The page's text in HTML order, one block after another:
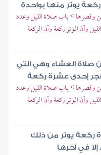
يوتر منها بواحدة
وقصرها > باب صلاة الليل وعدد
وأن الوتر ركعة وأن الركعة
صلاة العشاء وهي التي
إحدى عشرة ركعة
وقصرها > باب صلاة الليل وعدد
وأن الوتر ركعة وأن الركعة
ركعة يوتر من ذلك
في آخرها